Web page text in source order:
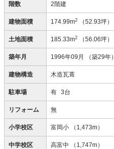
階数 2階建
建物面積 174.99m2 （52.93坪）
土地面積 185.33m2 （56.06坪）
築年月 1996年09月 （築29年）
建物構造 木造瓦葺
駐車場 有 3台
リフォーム 無
小学校区 富岡小 （1,473m）
中学校区 高富中 （1,747m）